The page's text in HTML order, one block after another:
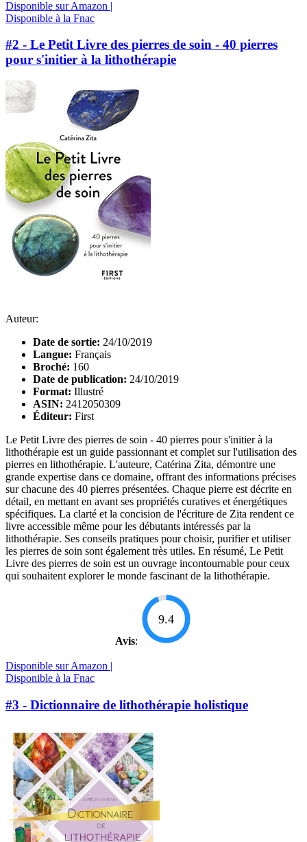
Disponible sur Amazon |
Disponible à la Fnac
#2 - Le Petit Livre des pierres de soin - 40 pierres
pour s'initier à la lithothérapie
Auteur:
Date de sortie: 24/10/2019
Langue: Français
Broché: 160
Date de publication: 24/10/2019
Format: Illustré
ASIN: 2412050309
Éditeur: First
Le Petit Livre des pierres de soin - 40 pierres pour s'initier à la
lithothérapie est un guide passionnant et complet sur l'utilisation des
pierres en lithothérapie. L'auteure, Catérina Zita, démontre une
grande expertise dans ce domaine, offrant des informations précises
sur chacune des 40 pierres présentées. Chaque pierre est décrite en
détail, en mettant en avant ses propriétés curatives et énergétiques
spécifiques. La clarté et la concision de l'écriture de Zita rendent ce
livre accessible même pour les débutants intéressés par la
lithothérapie. Ses conseils pratiques pour choisir, purifier et utiliser
les pierres de soin sont également très utiles. En résumé, Le Petit
Livre des pierres de soin est un ouvrage incontournable pour ceux
qui souhaitent explorer le monde fascinant de la lithothérapie.
Avis:
9.4
Disponible sur Amazon |
Disponible à la Fnac
#3 - Dictionnaire de lithothérapie holistique